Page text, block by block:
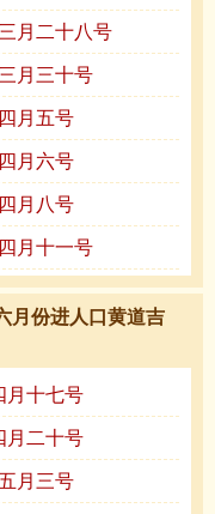
月二十八号
月三十号
月五号
月六号
月八号
月十一号
月份进人口黄道吉
月十七号
月二十号
月三号